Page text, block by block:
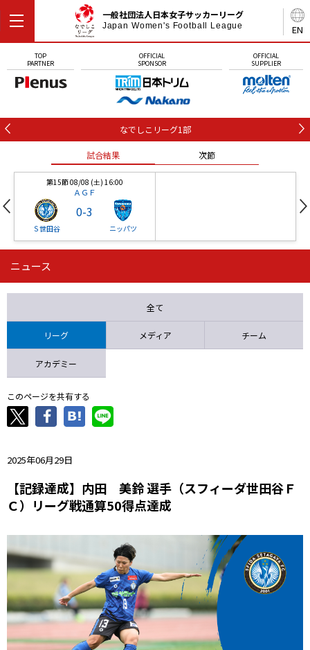
EN
一般社団法人日本女子サッカーリーグ
Japan Women's Football League
TOP
PARTNER
OFFICIAL
SPONSOR
OFFICIAL
SUPPLIER
なでしこリーグ1部
試合結果 次節
第15節 08/08 (土) 16:00
ＡＧＦ
Ｓ世田谷
0-3
ニッパツ
第16節 09/05 (土) 15:00
ニッパツ 石人の星
ニュース
全て
リーグ メディア チーム
アカデミー
このページを共有する
2025年06月29日
【記録達成】内田 美鈴 選手（スフィーダ世田谷Ｆ
Ｃ）リーグ戦通算50得点達成